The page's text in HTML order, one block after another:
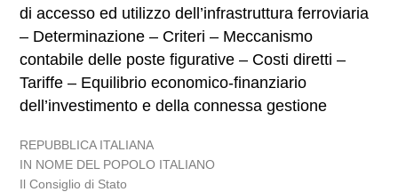
di accesso ed utilizzo dell’infrastruttura ferroviaria
– Determinazione – Criteri – Meccanismo
contabile delle poste figurative – Costi diretti –
Tariffe – Equilibrio economico-finanziario
dell’investimento e della connessa gestione
REPUBBLICA ITALIANA
IN NOME DEL POPOLO ITALIANO
Il Consiglio di Stato